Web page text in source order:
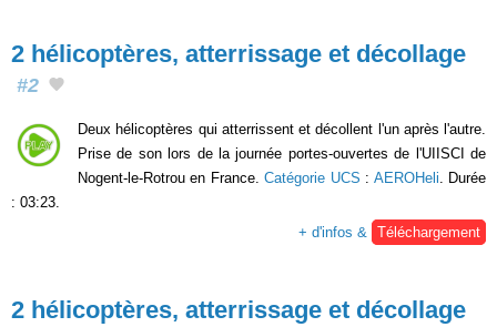
2 hélicoptères, atterrissage et décollage
#2
Deux hélicoptères qui atterrissent et décollent l'un après l'autre.
Prise de son lors de la journée portes-ouvertes de l'UIISCI de
Nogent-le-Rotrou en France.Catégorie UCS : AEROHeli . Durée
: 03:23.
+ d'infos &
Téléchargement
2 hélicoptères, atterrissage et décollage